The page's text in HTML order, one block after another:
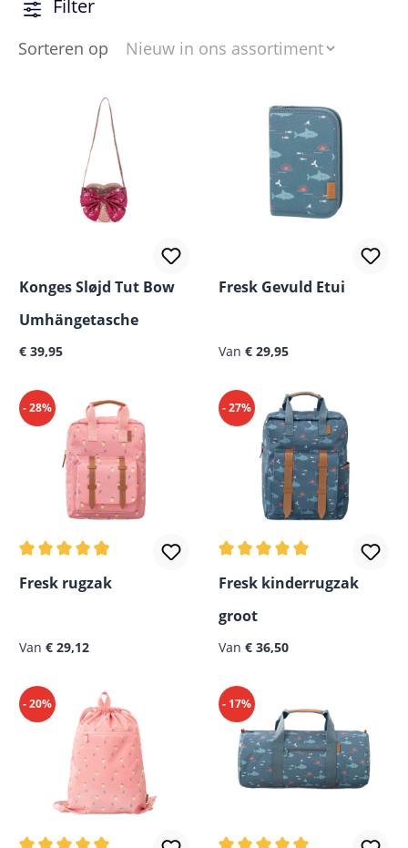
Filter
Sorteren op
Konges Sløjd Tut Bow
Umhängetasche
Normale prijs:
€ 39,95
Fresk Gevuld Etui
Van € 29,95
- 28%
Gemiddelde waardering van 4.89 van 5 sterren
Fresk rugzak
Van € 29,12
- 27%
Gemiddelde waardering
Fresk kinderrugzak
groot
Van € 36,50
- 20% - 17%